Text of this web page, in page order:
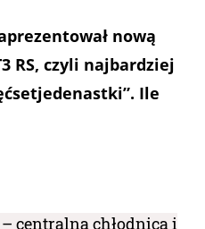
nową
RS, czyli najbardziej
Ile
– centralna chłodnica i